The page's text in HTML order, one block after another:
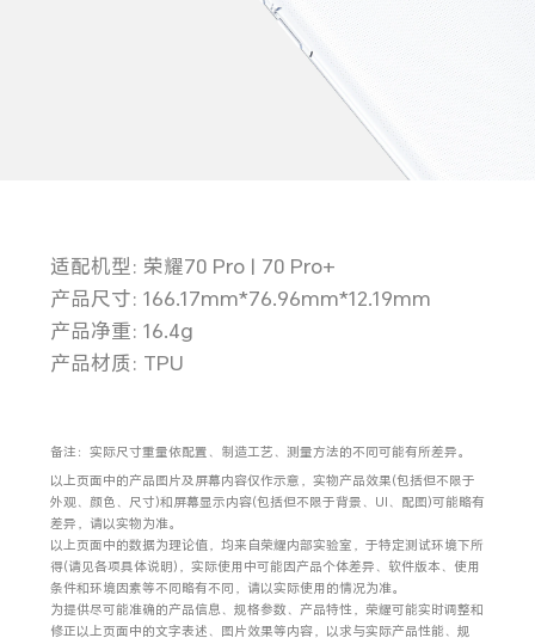
适配机型: 荣耀70 Pro | 70 Pro+
产品尺寸: 166.17mm*76.96mm*12.19mm
产品净重: 16.4g
产品材质: TPU
备注：实际尺寸重量依配置、制造工艺、测量方法的不同可能有所差异。
以上页面中的产品图片及屏幕内容仅作示意，实物产品效果(包括但不限于
外观、颜色、尺寸)和屏幕显示内容(包括但不限于背景、UI、配图)可能略有
差异，请以实物为准。
以上页面中的数据为理论值，均来自荣耀内部实验室，于特定测试环境下所
得(请见各项具体说明)，实际使用中可能因产品个体差异、软件版本、使用
条件和环境因素等不同略有不同，请以实际使用的情况为准。
为提供尽可能准确的产品信息、规格参数、产品特性，荣耀可能实时调整和
修正以上页面中的文字表述、图片效果等内容，以求与实际产品性能、规